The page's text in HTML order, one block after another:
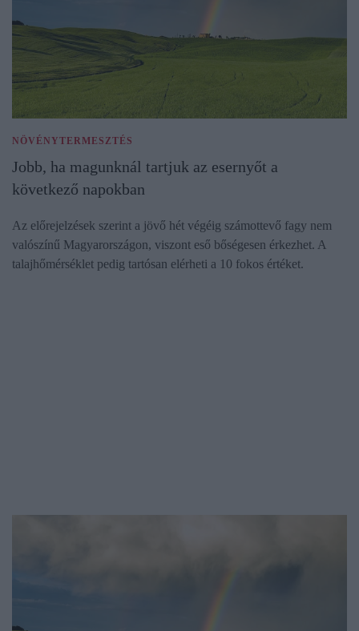
NÖVÉNYTERMESZTÉS
Jobb, ha magunknál tartjuk az esernyőt a
következő napokban
Az előrejelzések szerint a jövő hét végéig számottevő fagy nem
valószínű Magyarországon, viszont eső bőségesen érkezhet. A
talajhőmérséklet pedig tartósan elérheti a 10 fokos értéket.